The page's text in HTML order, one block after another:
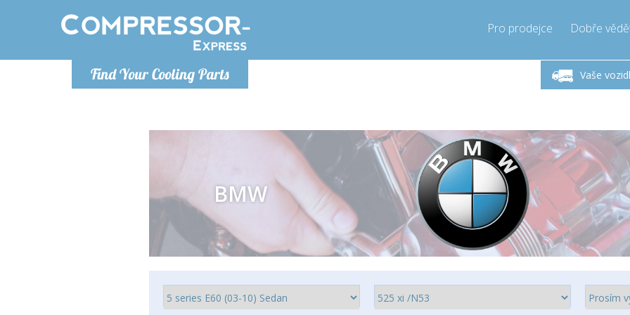
Find Your Cooling Parts
Pro prodejce Dobře
Vaše
Pondělí-Pátek 9-17h
Zavolejte teď!
+421905357897
BMW